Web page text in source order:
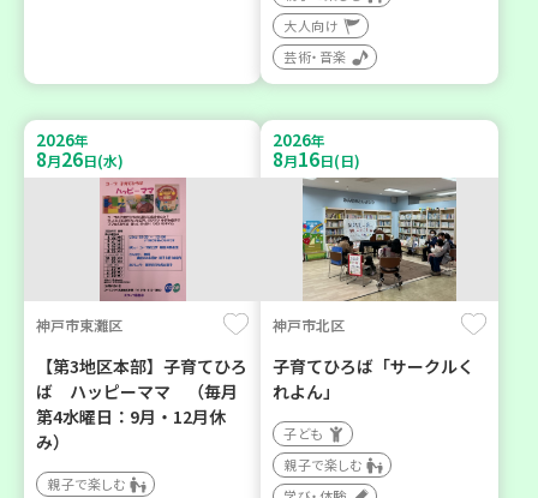
大人向け
芸術・音楽
2026年
8月26日(水)
神戸市東灘区
【第3地区本部】子育てひろ
ば ハッピーママ （毎月
第4水曜日：9月・12月休
み）
親子で楽しむ
2026年
8月16日(日)
神戸市北区
子育てひろば「サークルく
れよん」
子ども
親子で楽しむ